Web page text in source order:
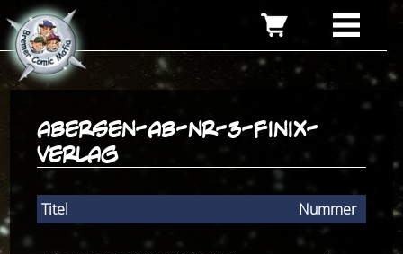
abersen-ab-nr-3-finix-
verlag
Titel Nummer